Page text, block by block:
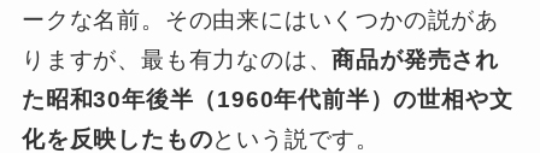
ークな名前。その由来にはいくつかの説があ
りますが、最も有力なのは、商品が発売され
た昭和30年後半（1960年代前半）の世相や文
化を反映したものという説です。